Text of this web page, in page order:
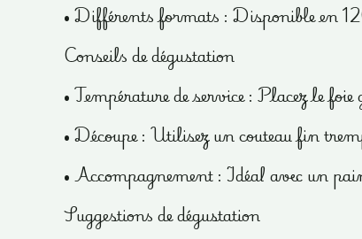
• Différents formats : Disponible en
Conseils de dégustation
• Température de service : Placez le
• Découpe : Utilisez un couteau fin
• Accompagnement : Idéal avec un
Suggestions de dégustation